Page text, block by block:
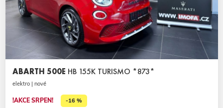
ABARTH 500E HB 155K TURISMO *873*
elektro | nové
!AKCE SRPEN! -16 %